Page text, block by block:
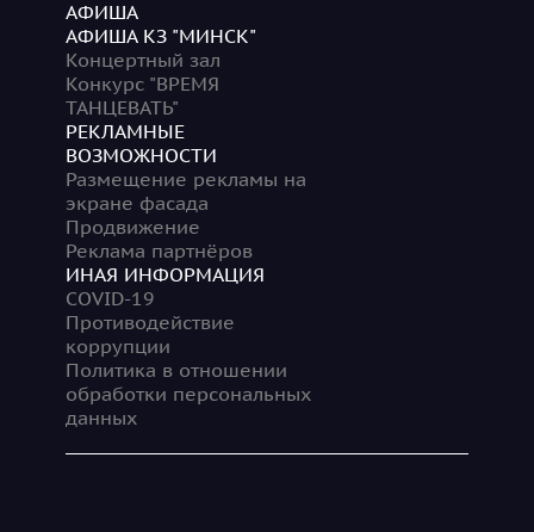
АФИША
АФИША КЗ "МИНСК"
Концертный зал
Конкурс "ВРЕМЯ
ТАНЦЕВАТЬ"
РЕКЛАМНЫЕ
ВОЗМОЖНОСТИ
Размещение рекламы на
экране фасада
Продвижение
Реклама партнёров
ИНАЯ ИНФОРМАЦИЯ
COVID-19
Противодействие
коррупции
Политика в отношении
обработки персональных
данных